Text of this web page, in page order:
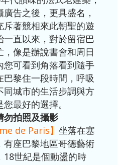
告之後，更具盛名，
著競相來此朝聖的遊
直以來，對於留宿巴
像是辦說書會和周日
您可看到角落看到隨手
黎住一段時間，呼吸
同城市的生活步調與方
最好的選擇。
拍照及攝影
de Paris】 坐落在塞
有座巴黎地區哥德藝術
18世紀是個動盪的時